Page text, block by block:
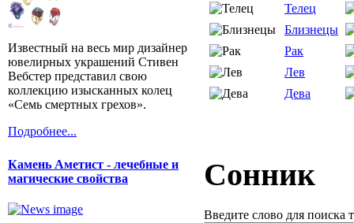
Известный на весь мир дизайнер
ювелирных украшений Стивен
Вебстер представил свою
коллекцию изысканных колец
«Семь смертных грехов».
Подробнее...
Камень Аметист - лечебные и
магические свойства
Телец
Близнецы
Рак
Лев
Дева
Сонник
Введите слово для поиска